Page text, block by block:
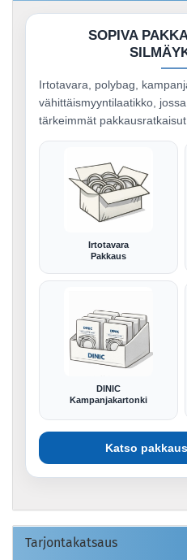
SOPIVA
Irtotavara, polybag,
vähittäismyyntilaatikko,
tärkeimmät
Irtotavara
Pakkaus
DINIC
Kampanjakartonki
Katso
Tarjontakatsaus